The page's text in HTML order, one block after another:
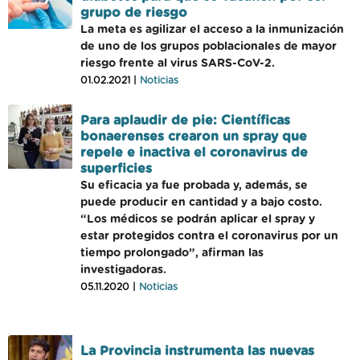
grupo de riesgo
La meta es agilizar el acceso a la inmunización
de uno de los grupos poblacionales de mayor
riesgo frente al virus SARS-CoV-2.
01.02.2021 | Noticias
Para aplaudir de pie: Científicas
bonaerenses crearon un spray que
repele e inactiva el coronavirus de
superficies
Su eficacia ya fue probada y, además, se
puede producir en cantidad y a bajo costo.
“Los médicos se podrán aplicar el spray y
estar protegidos contra el coronavirus por un
tiempo prolongado”, afirman las
investigadoras.
05.11.2020 | Noticias
La Provincia instrumenta las nuevas